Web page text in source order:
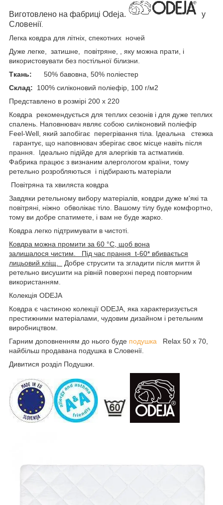
Виготовлено на фабриці Odeja.
у
Словенії.
Легка ковдра для літніх, спекотних ночей
Дуже легке, затишне, повітряне, , яку можна прати, і
використовувати без постільної білизни.
Tкань:
50% бавовна, 50% поліестер
Склад: 100% силіконовий поліефір, 100 г/м2
Представлено в розмірі 200 х 220
Ковдра рекомендується для теплих сезонів і для дуже теплих
спалень. Наповнювач являє собою силіконовий поліефір
Feel-Well, який запобігає перегрівання тіла. Ідеальна стежка
гарантує, що наповнювач зберігає своє місце навіть після
прання. Ідеально підійде для алергіків та астматиків.
Фабрика працює з визнаним алергологом країни, тому
ретельно розробляються і підбирають матеріали
Повітряна та хвиляста ковдра
Завдяки ретельному вибору матеріалів, ковдри дуже м'які та
повітряні, ніжно обволікає тіло. Вашому тілу буде комфортно,
тому ви добре спатимете, і вам не буде жарко.
Ковдра легко підтримувати в чистоті.
Ковдра можна промити за 60 °C, щоб вона
залишалося чистим. Під час прання t-60* вбивається
лицьовий кліщ.
Добре струсити та згладити після миття й
ретельно висушити на рівній поверхні перед повторним
використанням.
Колекція ODEJA
Ковдра є частиною колекції ODEJA, яка характеризується
престижними матеріалами, чудовим дизайном і ретельним
виробництвом.
Гарним доповненням до нього буде подушка Relax 50 x 70,
найбільш продавана подушка в Словенії.
Дивитися розділ Подушки.